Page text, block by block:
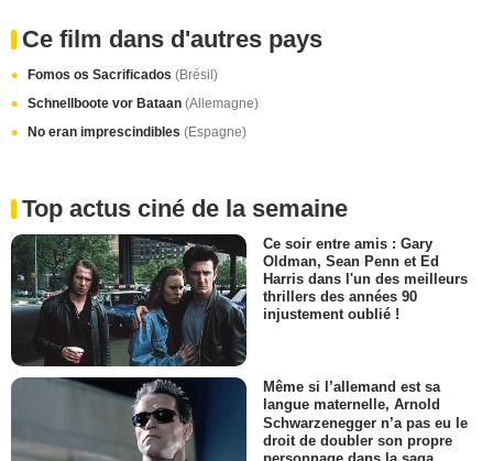
Ce film dans d'autres pays
Fomos os Sacrificados (Brésil)
Schnellboote vor Bataan (Allemagne)
No eran imprescindibles (Espagne)
Top actus ciné de la semaine
Ce soir entre amis : Gary
Oldman, Sean Penn et Ed
Harris dans l'un des meilleurs
thrillers des années 90
injustement oublié !
Même si l’allemand est sa
langue maternelle, Arnold
Schwarzenegger n’a pas eu le
droit de doubler son propre